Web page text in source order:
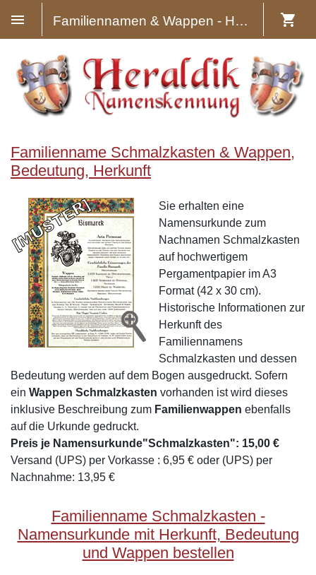
Familiennamen & Wappen - Heraldik
Familienname Schmalzkasten & Wappen,
Bedeutung, Herkunft
Sie erhalten eine
Namensurkunde zum
Nachnamen Schmalzkasten
auf hochwertigem
Pergamentpapier im A3
Format (42 x 30 cm).
Historische Informationen zur
Herkunft des
Familiennamens
Schmalzkasten und dessen
Bedeutung werden auf dem Bogen ausgedruckt. Sofern
ein Wappen Schmalzkasten vorhanden ist wird dieses
inklusive Beschreibung zum Familienwappen ebenfalls
auf die Urkunde gedruckt.
Preis je Namensurkunde"Schmalzkasten": 15,00 €
Versand (UPS) per Vorkasse : 6,95 € oder (UPS) per
Nachnahme: 13,95 €
Familienname Schmalzkasten -
Namensurkunde mit Herkunft, Bedeutung
und Wappen bestellen